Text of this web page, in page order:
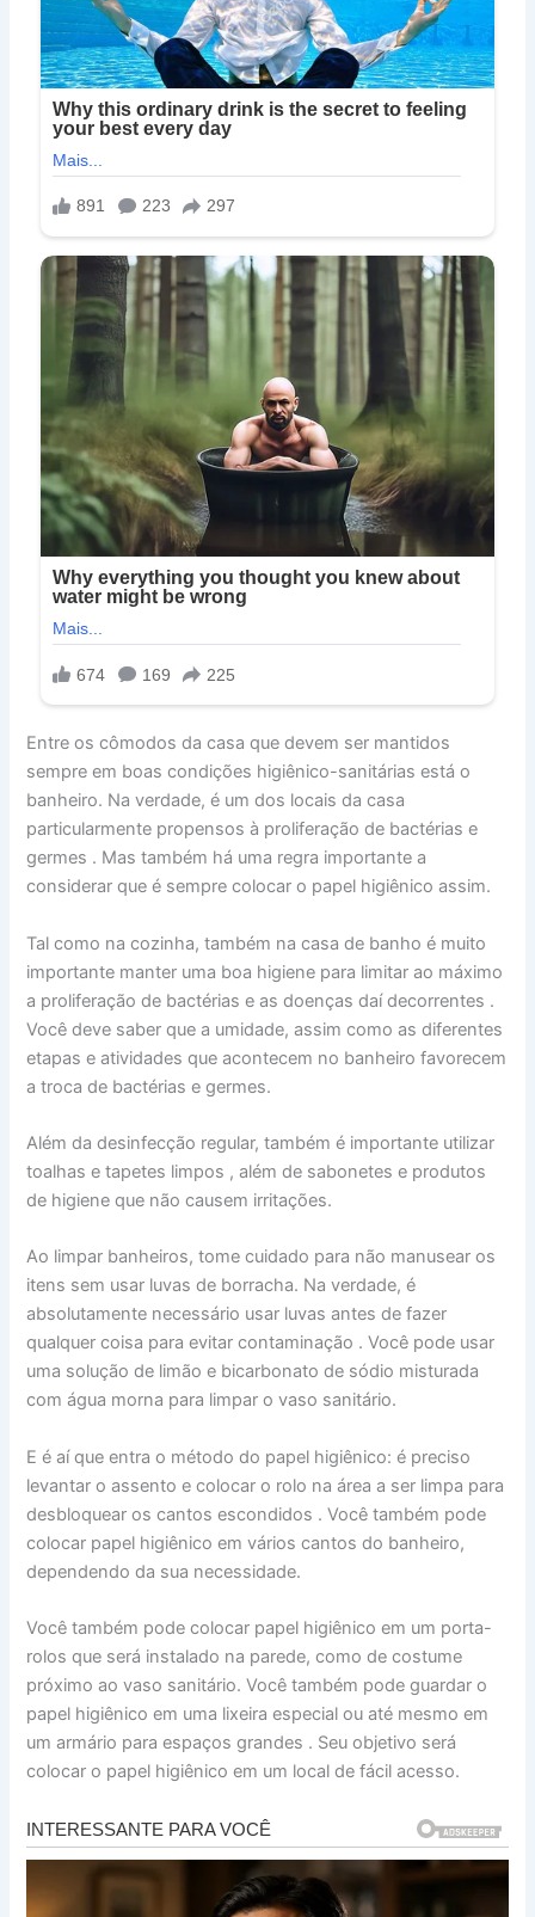
Entre os cômodos da casa que devem ser mantidos
sempre em boas condições higiênico-sanitárias está o
banheiro. Na verdade, é um dos locais da casa
particularmente propensos à proliferação de bactérias e
germes . Mas também há uma regra importante a
considerar que é sempre colocar o papel higiênico assim.
Tal como na cozinha, também na casa de banho é muito
importante manter uma boa higiene para limitar ao máximo
a proliferação de bactérias e as doenças daí decorrentes .
Você deve saber que a umidade, assim como as diferentes
etapas e atividades que acontecem no banheiro favorecem
a troca de bactérias e germes.
Além da desinfecção regular, também é importante utilizar
toalhas e tapetes limpos , além de sabonetes e produtos
de higiene que não causem irritações.
Ao limpar banheiros, tome cuidado para não manusear os
itens sem usar luvas de borracha. Na verdade, é
absolutamente necessário usar luvas antes de fazer
qualquer coisa para evitar contaminação . Você pode usar
uma solução de limão e bicarbonato de sódio misturada
com água morna para limpar o vaso sanitário.
E é aí que entra o método do papel higiênico: é preciso
levantar o assento e colocar o rolo na área a ser limpa para
desbloquear os cantos escondidos . Você também pode
colocar papel higiênico em vários cantos do banheiro,
dependendo da sua necessidade.
Você também pode colocar papel higiênico em um porta-
rolos que será instalado na parede, como de costume
próximo ao vaso sanitário. Você também pode guardar o
papel higiênico em uma lixeira especial ou até mesmo em
um armário para espaços grandes . Seu objetivo será
colocar o papel higiênico em um local de fácil acesso.